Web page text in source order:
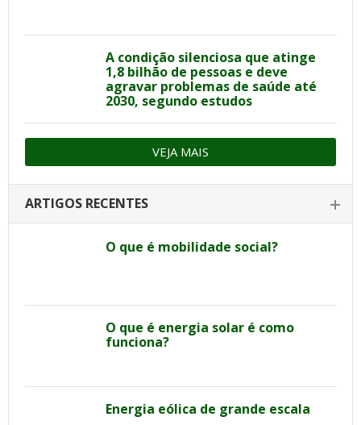
A condição silenciosa que atinge
1,8 bilhão de pessoas e deve
agravar problemas de saúde até
2030, segundo estudos
VEJA MAIS
ARTIGOS RECENTES
O que é mobilidade social?
O que é energia solar é como
funciona?
Energia eólica de grande escala